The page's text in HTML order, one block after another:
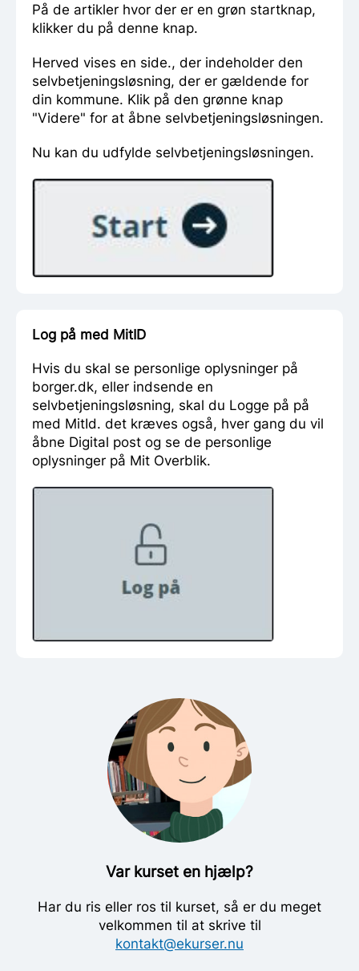
På de artikler hvor der er en grøn startknap,
klikker du på denne knap.
Herved vises en side., der indeholder den
selvbetjeningsløsning, der er gældende for
din kommune. Klik på den grønne knap
"Videre" for at åbne selvbetjeningsløsningen.
Nu kan du udfylde selvbetjeningsløsningen.
Log på med MitID
Hvis du skal se personlige oplysninger på
borger.dk, eller indsende en
selvbetjeningsløsning, skal du Logge på på
med MitId. det kræves også, hver gang du vil
åbne Digital post og se de personlige
oplysninger på Mit Overblik.
Var kurset en hjælp?
Har du ris eller ros til kurset, så er du meget
velkommen til at skrive til
kontakt@ekurser.nu